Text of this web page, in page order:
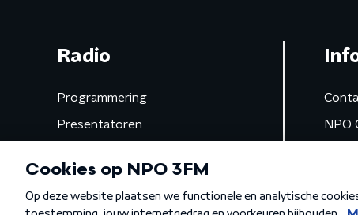
Radio
Programmering
Presentatoren
Gemist
NPO